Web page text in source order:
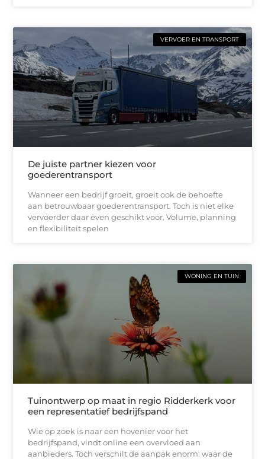
VERVOER EN TRANSPORT
De juiste partner kiezen voor
goederentransport
Wanneer een bedrijf groeit, groeit ook de behoefte
aan betrouwbaar goederentransport. Toch is niet elke
vervoerder daar even geschikt voor. Volume, planning
en flexibiliteit spelen
WONING EN TUIN
Tuinontwerp op maat in regio Ridderkerk voor
een representatief bedrijfspand
Wie op zoek is naar een hovenier voor het
bedrijfspand, vindt online een overvloed aan
aanbieders. Toch verschilt de aanpak enorm: waar de